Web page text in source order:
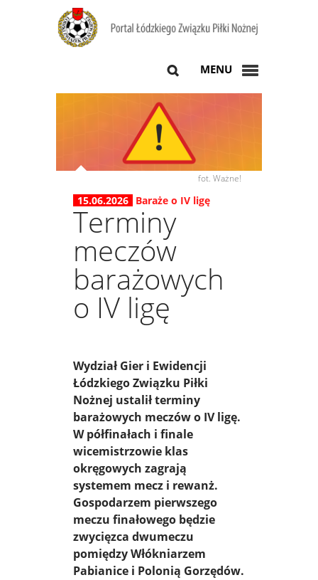
MENU
fot. Ważne!
15.06.2026 Baraże o IV ligę
Terminy
meczów
barażowych
o IV ligę
Wydział Gier i Ewidencji
Łódzkiego Związku Piłki
Nożnej ustalił terminy
barażowych meczów o IV ligę.
W półfinałach i finale
wicemistrzowie klas
okręgowych zagrają
systemem mecz i rewanż.
Gospodarzem pierwszego
meczu finałowego będzie
zwycięzca dwumeczu
pomiędzy Włókniarzem
Pabianice i Polonią Gorzędów.